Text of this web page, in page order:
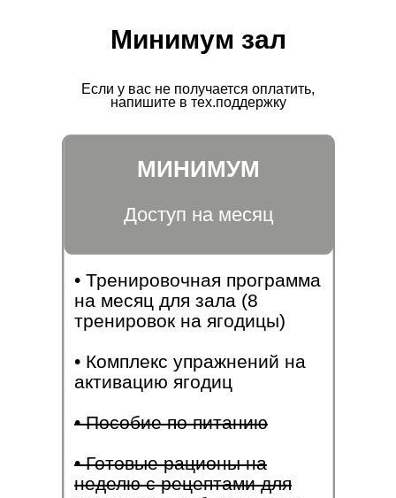
Минимум зал
Если у вас не получается оплатить,
напишите в тех.поддержку
МИНИМУМ
• Тренировочная программа
на месяц для зала (8
тренировок на ягодицы)
• Комплекс упражнений на
активацию ягодиц
• Пособие по питанию
• Готовые рационы на
неделю с рецептами для
Доступ на месяц